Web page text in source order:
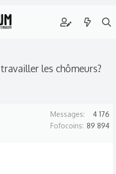
les chômeurs?
Messages
4 176
Fofocoins 89 894